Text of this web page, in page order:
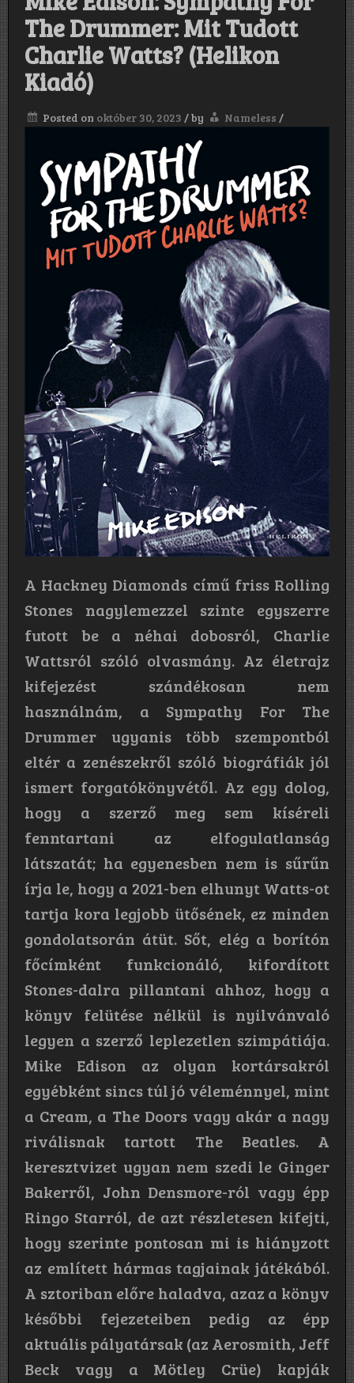
The Drummer: Mit Tudott
Charlie Watts? (Helikon
Kiadó)
Posted on október 30, 2023 /by Nameless /
A Hackney Diamonds című friss Rolling
Stones nagylemezzel szinte egyszerre
futott be a néhai dobosról, Charlie
Wattsról szóló olvasmány. Az életrajz
kifejezést szándékosan nem
használnám, a Sympathy For The
Drummer ugyanis több szempontból
eltér a zenészekről szóló biográfiák jól
ismert forgatókönyvétől. Az egy dolog,
hogy a szerző meg sem kíséreli
fenntartani az elfogulatlanság
látszatát; ha egyenesben nem is sűrűn
írja le, hogy a 2021-ben elhunyt Watts-ot
tartja kora legjobb ütősének, ez minden
gondolatsorán átüt. Sőt, elég a borítón
főcímként funkcionáló, kifordított
Stones-dalra pillantani ahhoz, hogy a
könyv felütése nélkül is nyilvánvaló
legyen a szerző leplezetlen szimpátiája.
Mike Edison az olyan kortársakról
egyébként sincs túl jó véleménnyel, mint
a Cream, a The Doors vagy akár a nagy
riválisnak tartott The Beatles. A
keresztvizet ugyan nem szedi le Ginger
Bakerről, John Densmore-ról vagy épp
Ringo Starról, de azt részletesen kifejti,
hogy szerinte pontosan mi is hiányzott
az említett hármas tagjainak játékából.
A sztoriban előre haladva, azaz a könyv
későbbi fejezeteiben pedig az épp
aktuális pályatársak (az Aerosmith, Jeff
Beck vagy a Mötley Crüe) kapják